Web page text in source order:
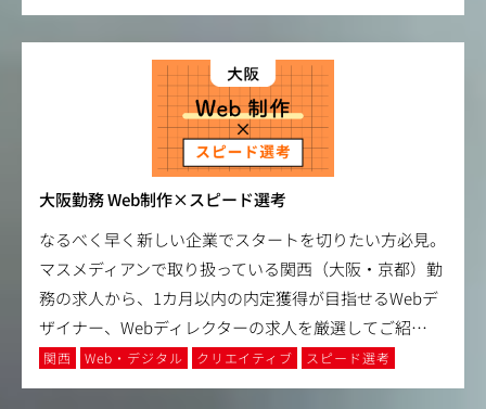
大阪勤務 Web制作×スピード選考
なるべく早く新しい企業でスタートを切りたい方必見。
マスメディアンで取り扱っている関西（大阪・京都）勤
務の求人から、1カ月以内の内定獲得が目指せるWebデ
ザイナー、Webディレクターの求人を厳選してご紹…
関西 Web・デジタル クリエイティブ スピード選考